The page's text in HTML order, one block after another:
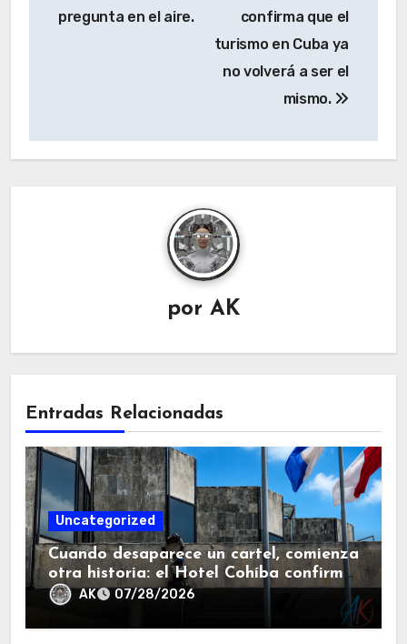
pregunta en el aire.
confirma que el
turismo en Cuba ya
no volverá a ser el
mismo.
por AK
Entradas Relacionadas
Uncategorized
Cuando desaparece un cartel, comienza
otra historia: el Hotel Cohíba confirma
que el turismo en Cuba ya no volverá a
AK 07/28/2026